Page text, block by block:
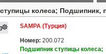
колеса; Подшипник,
SAMPA (Турция)
Номер: 200.072
Подшипник ступицы колеса;